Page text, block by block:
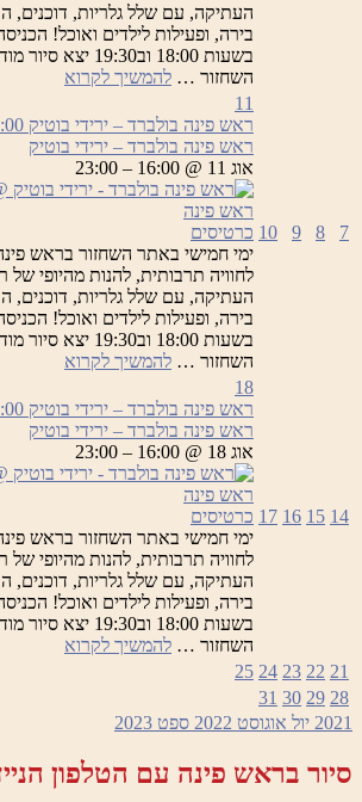
העתיקה, עם שלל גלריות, דוכנים,
בירה, ופעילות לילדים ואוכל!
בשעות 18:00 וב19:30
השחזור … להמשיך לקרוא
בולברד
–
ירידי
בוטיק
7
8
9
10
11
ראש פינה בולברד – ירידי בוטיק
ראש פינה בולברד – ירידי בוטיק
אוג 11 @ 16:00 – 23:00
כרטיסים
ימי חמישי באתר השחזור בראש
לחוויה תרבותית, להנות מהיופי של
העתיקה, עם שלל גלריות, דוכנים,
בירה, ופעילות לילדים ואוכל!
בשעות 18:00 וב19:30
השחזור … להמשיך לקרוא
בולברד
–
ירידי
בוטיק
14
15
16
17
18
ראש פינה בולברד – ירידי בוטיק
ראש פינה בולברד – ירידי בוטיק
אוג 18 @ 16:00 – 23:00
כרטיסים
ימי חמישי באתר השחזור בראש
לחוויה תרבותית, להנות מהיופי של
העתיקה, עם שלל גלריות, דוכנים,
בירה, ופעילות לילדים ואוכל!
בשעות 18:00 וב19:30
השחזור … להמשיך לקרוא
21
22
23
24
25
28
29
30
31
2021 יול אוגוסט 2022 ספט 2023
סיור בראש פינה עם הטלפון